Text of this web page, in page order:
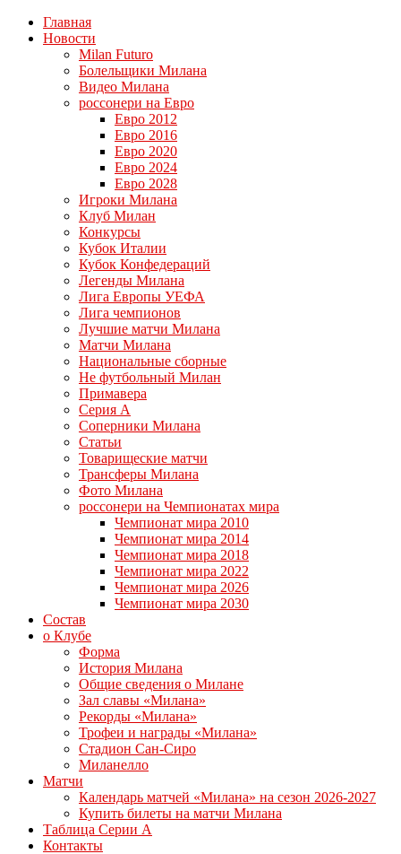
Главная
Новости
Milan Futuro
Болельщики Милана
Видео Милана
россонери на Евро
Евро 2012
Евро 2016
Евро 2020
Евро 2024
Евро 2028
Игроки Милана
Клуб Милан
Конкурсы
Кубок Италии
Кубок Конфедераций
Легенды Милана
Лига Европы УЕФА
Лига чемпионов
Лучшие матчи Милана
Матчи Милана
Национальные сборные
Не футбольный Милан
Примавера
Серия А
Соперники Милана
Статьи
Товарищеские матчи
Трансферы Милана
Фото Милана
россонери на Чемпионатах мира
Чемпионат мира 2010
Чемпионат мира 2014
Чемпионат мира 2018
Чемпионат мира 2022
Чемпионат мира 2026
Чемпионат мира 2030
Состав
о Клубе
Форма
История Милана
Общие сведения о Милане
Зал славы «Милана»
Рекорды «Милана»
Трофеи и награды «Милана»
Стадион Сан-Сиро
Миланелло
Матчи
Календарь матчей «Милана» на сезон 2026-2027
Купить билеты на матчи Милана
Таблица Серии А
Контакты